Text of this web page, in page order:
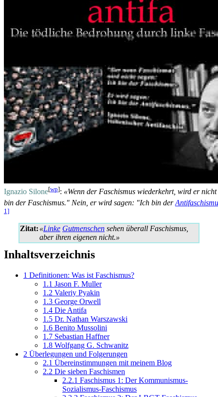
Ignazio Silone[wp]: «Wenn der Faschismus wiederkehrt, wird er
bin der Faschismus." Nein, er wird sagen: "Ich bin der
1]
Zitat: «Linke Gutmenschen sehen überall Faschismus,
aber ihren eigenen nicht.»
Inhaltsverzeichnis
1 Definitionen: Was ist Faschismus?
1.1 Jason F. Muller
1.2 Valeriy Pyakin
1.3 George Orwell
1.4 Die Antifa
1.5 Dr. Nathan Warszawski
1.6 Benito Mussolini
1.7 Sebastian Haffner
1.8 Wolfgang G. Schwanitz
2 Überlegungen und Folgerungen
2.1 Übereinstimmungen mit meinem Blog
2.2 Die sieben Faschismen
2.2.1 Faschismus 1: Der Kommunismus-
Sozialismus-Faschismus